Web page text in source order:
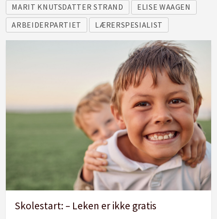
MARIT KNUTSDATTER STRAND
ELISE WAAGEN
ARBEIDERPARTIET
LÆRERSPESIALIST
Skolestart: – Leken er ikke gratis